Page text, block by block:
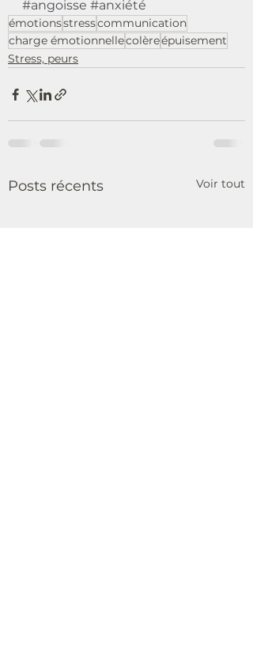
#angoisse #anxiété
émotionsstresscommunication
charge émotionnellecolèreépuisement
Stress, peurs
Posts récents Voir tout